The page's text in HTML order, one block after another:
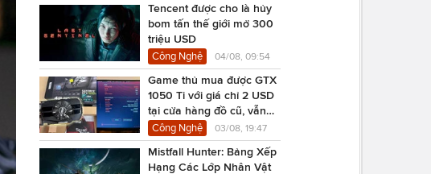
Tencent được cho là hủy
bom tấn thế giới mở 300
triệu USD
Công Nghệ 04/08, 09:54
Game thủ mua được GTX
1050 Ti với giá chỉ 2 USD
tại cửa hàng đồ cũ, vẫn
chạy Cyberpunk 2077
Công Nghệ 03/08, 19:47
Mistfall Hunter: Bảng Xếp
Hạng Các Lớp Nhân Vật